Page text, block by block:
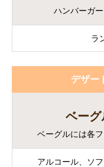
ハンバーガ
ラ
デザー
ベー
ベーグルには各
アルコール、ソ